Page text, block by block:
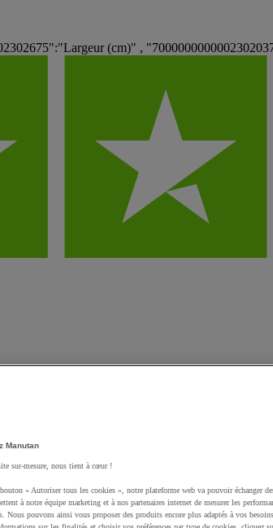
(cm)" ,
un produit à votre panier :
Manutan
sur-mesure, nous tient à cœur !
« Autoriser tous les cookies », notre plateforme web va pouvoir échanger
à notre équipe marketing et à nos partenaires internet de mesurer les
Nous pouvons ainsi vous proposer des produits encore plus adaptés à vos